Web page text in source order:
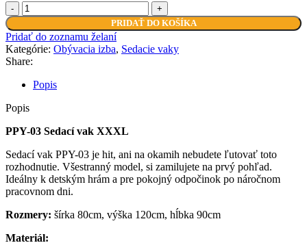
množstvo
PPY-
03
Sedací
vak
XXXL
PRIDAŤ DO KOŠÍKA
Pridať do zoznamu želaní
Kategórie: Obývacia izba, Sedacie vaky
Share:
Popis
Popis
PPY-03 Sedací vak XXXL
Sedací vak PPY-03 je hit, ani na okamih nebudete ľutovať toto
rozhodnutie. Všestranný model, si zamilujete na prvý pohľad.
Ideálny k detským hrám a pre pokojný odpočinok po náročnom
pracovnom dni.
Rozmery: šírka 80cm, výška 120cm, hĺbka 90cm
Materiál: